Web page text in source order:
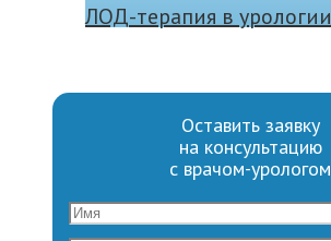
ЛОД-терапия в урологии
Оставить заявку
на консультацию
с врачом-урологом